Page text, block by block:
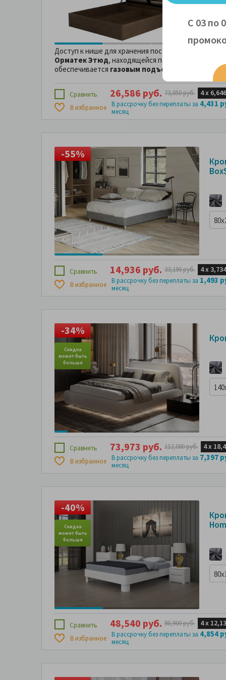
Доступ к нише для хранения постельных
ОрматекЭтюд, находящейся под
обеспечивается газовым подъемным
Сравнить
В избранное
26,586 руб. 73,850 руб. 4 х
В рассрочку без переплаты за 4,431
месяц
-55%
Сравнить
В избранное
14,936 руб. 33,190 руб. 4 х
В рассрочку без переплаты за 1,493
месяц
-34%
Скидка
может быть
больше
Сравнить
В избранное
73,973 руб. 112,080 руб. 4 х
В рассрочку без переплаты за 7,397
месяц
-40%
Скидка
может быть
больше
Сравнить
В избранное
48,540 руб. 80,900 руб. 4 х
В рассрочку без переплаты за 4,854
месяц
С 03 по